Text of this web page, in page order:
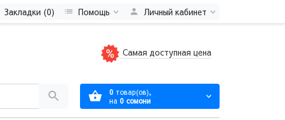
Закладки (0) Помощь Личный кабинет
Самая доступная цена
0 товар(ов),
на 0 сомони